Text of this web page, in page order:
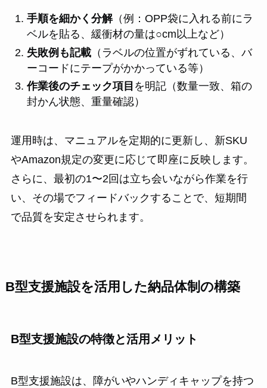
手順を細かく分解（例：OPP袋に入れる前にラ
ベルを貼る、緩衝材の量は○cm以上など）
失敗例も記載（ラベルの位置がずれている、バ
ーコードにテープがかかっている等）
作業後のチェック項目 を明記（数量一致、箱の
封かん状態、重量確認）
運用時は、マニュアルを定期的に更新し、新SKU
やAmazon規定の変更に応じて即座に反映します。
さらに、最初の1〜2回は立ち会いながら作業を行
い、その場でフィードバックすることで、短期間
で品質を安定させられます。
B型支援施設を活用した納品体制の構築
B型支援施設の特徴と活用メリット
B型支援施設は、障がいやハンディキャップを持つ